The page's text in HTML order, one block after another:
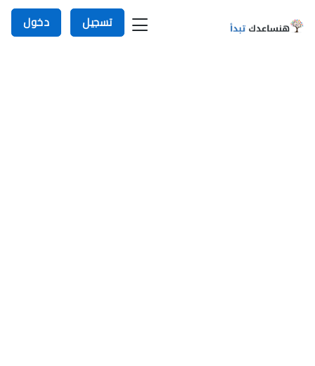
تسجيل دخول